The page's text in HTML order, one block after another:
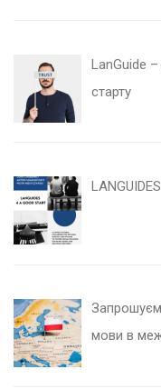
LanGuide
старту
мови в